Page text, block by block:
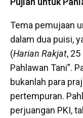
Tema pemujaan
dalam dua puisi,
(Harian Rakjat,
Pahlawan Tani”.
bukanlah para
pertempuran.
perjuangan PKI,